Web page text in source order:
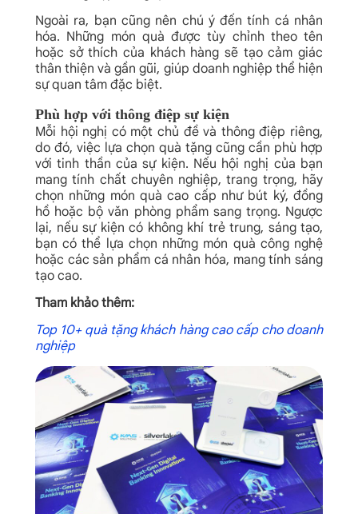
Ngoài ra, bạn cũng nên chú ý đến tính cá nhân
hóa. Những món quà được tùy chỉnh theo tên
hoặc sở thích của khách hàng sẽ tạo cảm giác
thân thiện và gần gũi, giúp doanh nghiệp thể hiện
sự quan tâm đặc biệt.
Phù hợp với thông điệp sự kiện
Mỗi hội nghị có một chủ đề và thông điệp riêng,
do đó, việc lựa chọn quà tặng cũng cần phù hợp
với tinh thần của sự kiện. Nếu hội nghị của bạn
mang tính chất chuyên nghiệp, trang trọng, hãy
chọn những món quà cao cấp như bút ký, đồng
hồ hoặc bộ văn phòng phẩm sang trọng. Ngược
lại, nếu sự kiện có không khí trẻ trung, sáng tạo,
bạn có thể lựa chọn những món quà công nghệ
hoặc các sản phẩm cá nhân hóa, mang tính sáng
tạo cao.
Tham khảo thêm:
Top 10+ quà tặng khách hàng cao cấp cho doanh
nghiệp